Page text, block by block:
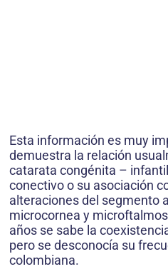
Esta información es muy
demuestra la relación
catarata congénita –
conectivo o su asociación
alteraciones del segmento
microcornea y
años se sabe la
pero se desconocía su
colombiana.